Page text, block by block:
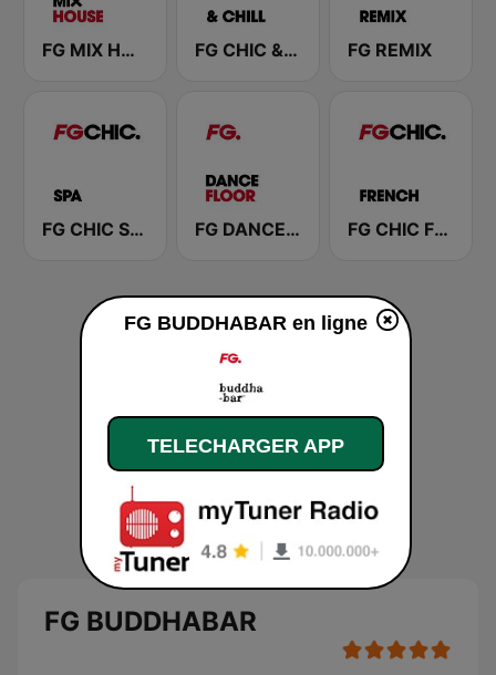
FG MIX HOUSE FG CHIC & CHILL FG REMIX
FG CHIC SPA FG DANCEFLOOR FG CHIC FRENCH
FG BUDDHABAR
FG BUDDHABAR en ligne
TELECHARGER APP